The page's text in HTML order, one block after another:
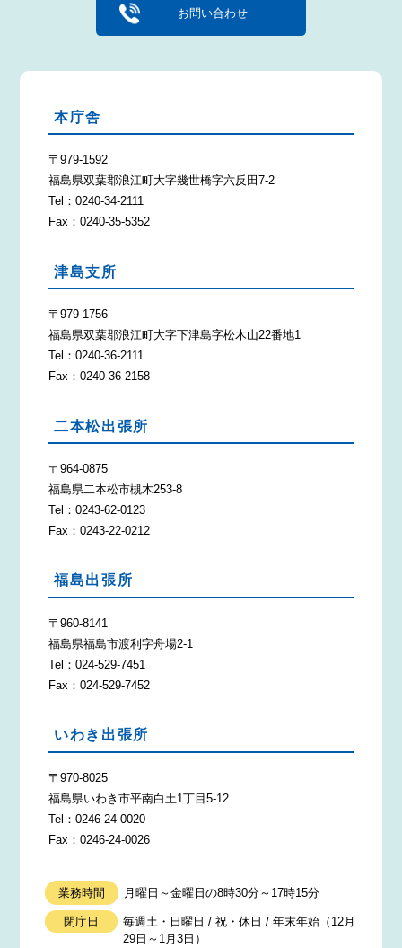
お問い合わせ
本庁舎
〒979-1592
福島県双葉郡浪江町大字幾世橋字六反田7-2
Tel：0240-34-2111
Fax：0240-35-5352
津島支所
〒979-1756
福島県双葉郡浪江町大字下津島字松木山22番地1
Tel：0240-36-2111
Fax：0240-36-2158
二本松出張所
〒964-0875
福島県二本松市槻木253-8
Tel：0243-62-0123
Fax：0243-22-0212
福島出張所
〒960-8141
福島県福島市渡利字舟場2-1
Tel：024-529-7451
Fax：024-529-7452
いわき出張所
〒970-8025
福島県いわき市平南白土1丁目5-12
Tel：0246-24-0020
Fax：0246-24-0026
業務時間 月曜日～金曜日の8時30分～17時15分
閉庁日
毎週土・日曜日 / 祝・休日 / 年末年始（12月
29日～1月3日）